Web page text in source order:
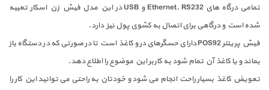
تمامی درگاه های Ethernet, RS232 و USB در این مدل فیش زن اسکار تعبیه
شده است و درگاهی برای اتصال به کشوی پول نیز دارد.
فیش پرینتر POS92 دارای حسگرهای در و کاغذ است تا در صورتی که در دستگاه باز
بماند و یا کاغذ آن تمام شود به کاربر این موضوع را اطلاع دهد.
تعویض کاغذ بسیار راحت انجام می شود و خودتان به راحتی می توانید این کار را